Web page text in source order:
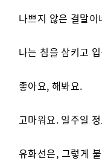
나쁘지 않은 결말
나는 침을 삼키고
좋아요, 해봐요.
고마워요. 일주일
유화선은, 그렇게